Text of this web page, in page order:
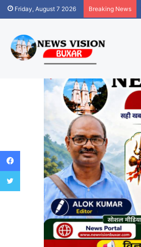
Friday, August 7 2026 Breaking News
Facebook